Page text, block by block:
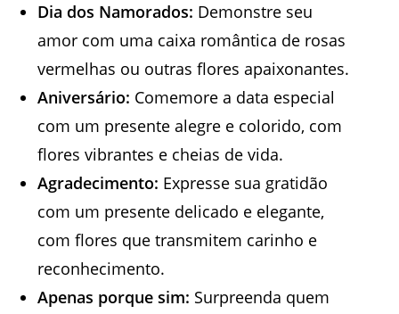
Dia dos Namorados: Demonstre seu
amor com uma caixa romântica de rosas
vermelhas ou outras flores apaixonantes.
Aniversário: Comemore a data especial
com um presente alegre e colorido, com
flores vibrantes e cheias de vida.
Agradecimento: Expresse sua gratidão
com um presente delicado e elegante,
com flores que transmitem carinho e
reconhecimento.
Apenas porque sim: Surpreenda quem